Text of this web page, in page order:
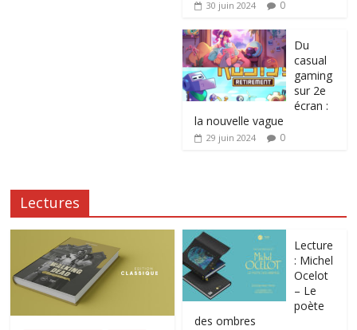
30 juin 2024 0
Du
casual
gaming
sur 2e
écran :
la nouvelle vague
29 juin 2024 0
Lectures
Lecture
: Michel
Ocelot
– Le
poète
des ombres